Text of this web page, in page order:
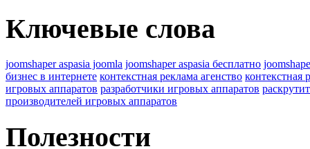
Ключевые слова
joomshaper aspasia joomla joomshaper aspasia бесплатно
бизнес в интернете контекстная реклама агенство контекстная
игровых аппаратов разработчики игровых аппаратов
производителей игровых аппаратов
Полезности